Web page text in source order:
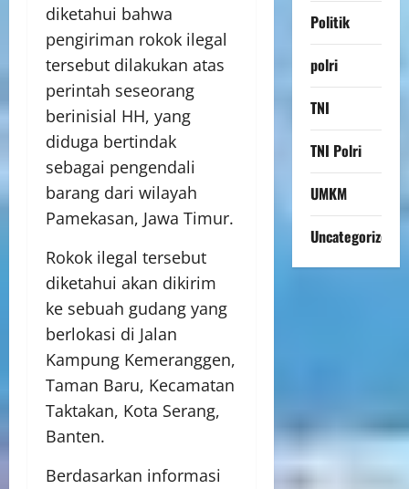
diketahui bahwa
pengiriman rokok ilegal
tersebut dilakukan atas
perintah seseorang
berinisial HH, yang
diduga bertindak
sebagai pengendali
barang dari wilayah
Pamekasan, Jawa Timur.
Rokok ilegal tersebut
diketahui akan dikirim
ke sebuah gudang yang
berlokasi di Jalan
Kampung Kemeranggen,
Taman Baru, Kecamatan
Taktakan, Kota Serang,
Banten.
Berdasarkan informasi
Politik
polri
TNI
TNI Polri
UMKM
Uncategorized